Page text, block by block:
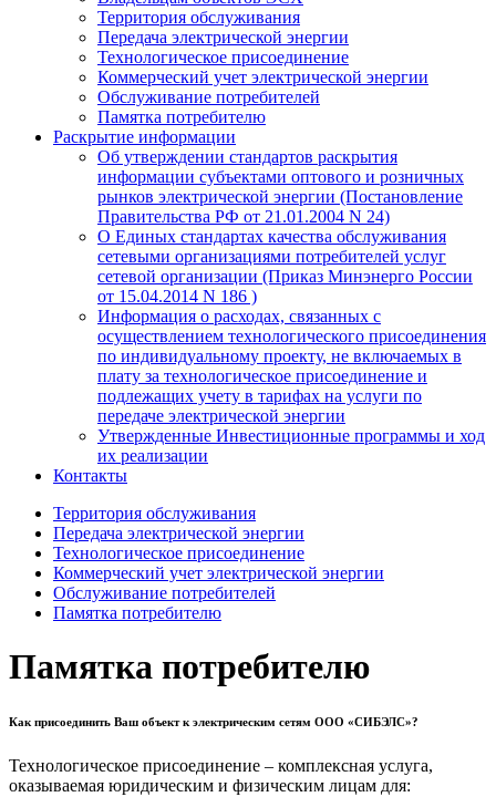
Территория обслуживания
Передача электрической энергии
Технологическое присоединение
Коммерческий учет электрической энергии
Обслуживание потребителей
Памятка потребителю
Раскрытие информации
Об утверждении стандартов раскрытия
информации субъектами оптового и розничных
рынков электрической энергии (Постановление
Правительства РФ от 21.01.2004 N 24)
О Единых стандартах качества обслуживания
сетевыми организациями потребителей услуг
сетевой организации (Приказ Минэнерго России
от 15.04.2014 N 186 )
Информация о расходах, связанных с
осуществлением технологического присоединения
по индивидуальному проекту, не включаемых в
плату за технологическое присоединение и
подлежащих учету в тарифах на услуги по
передаче электрической энергии
Утвержденные Инвестиционные программы и ход
их реализации
Контакты
Территория обслуживания
Передача электрической энергии
Технологическое присоединение
Коммерческий учет электрической энергии
Обслуживание потребителей
Памятка потребителю
Памятка потребителю
Как присоединить Ваш объект к электрическим сетям ООО «СИБЭЛС»?
Технологическое присоединение – комплексная услуга,
оказываемая юридическим и физическим лицам для: